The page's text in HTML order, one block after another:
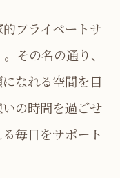
プライベートサ
その名の通り、
なれる空間を目
の時間を過ごせ
毎日をサポート